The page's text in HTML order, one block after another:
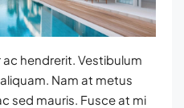
hendrerit. Vestibulum
Nam at metus
sed mauris. Fusce at mi